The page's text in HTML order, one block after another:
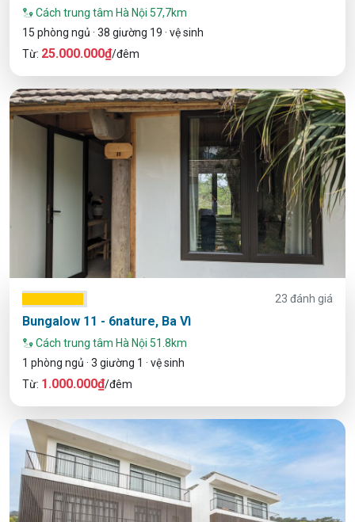
Cách trung tâm Hà Nội 57,7km
15 phòng ngủ · 38 giường 19 · vệ sinh
Từ: 25.000.000₫/đêm
23 đánh giá
Bungalow 11 - 6nature, Ba Vì
Cách trung tâm Hà Nội 51.8km
1 phòng ngủ · 3 giường 1 · vệ sinh
Từ: 1.000.000₫/đêm